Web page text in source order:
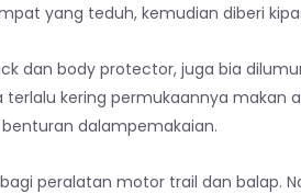
yang teduh, kemudian diberi
dan body protector, juga bia
terlalu kering permukaannya makan
dalampemakaian.
peralatan motor trail dan balap.